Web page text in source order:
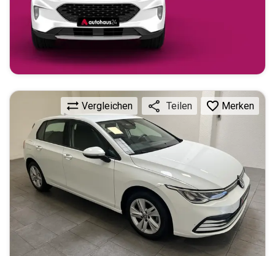
Vergleichen Teilen Merken